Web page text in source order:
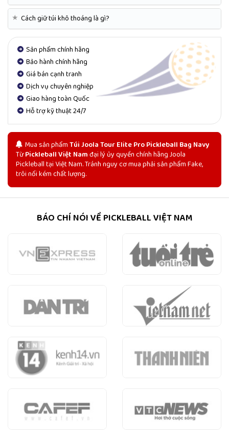
★ Cách giữ túi khô thoáng là gì?
Sản phẩm chính hãng
Bảo hành chính hãng
Giá bán cạnh tranh
Dịch vụ chuyên nghiệp
Giao hàng toàn Quốc
Hỗ trợ kỹ thuật 24/7
Mua sản phẩmTúi Joola Tour Elite Pro Pickleball Bag Navy
TừPickleball Việt Namđại lý ủy quyền chính hãng Joola
Pickleball tại Việt Nam. Tránh nguy cơ mua phải sản phẩm Fake,
trôi nổi kém chất lượng.
BÁO CHÍ NÓI VỀ PICKLEBALL VIỆT NAM